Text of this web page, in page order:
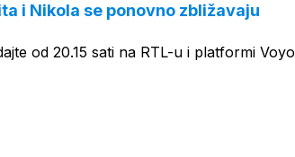
i Nikola se ponovno zbližavaju
od 20.15 sati na RTL-u i platformi Voyo